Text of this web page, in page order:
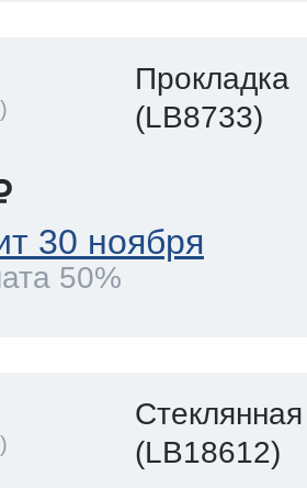
Прокладка
(LB8733)
30 ноября
50%
(LB18612)